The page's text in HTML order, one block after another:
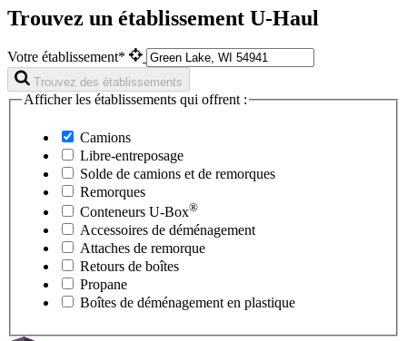
Trouvez un établissement U-Haul
Votre établissement*
Trouvez des établissements
Afficher les établissements qui offrent :
Camions
Libre-entreposage
Solde de camions et de remorques
Remorques
Conteneurs U-Box®
Accessoires de déménagement
Attaches de remorque
Retours de boîtes
Propane
Boîtes de déménagement en plastique